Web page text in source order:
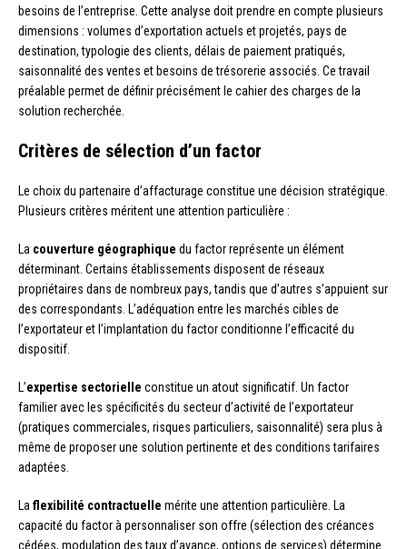
besoins de l’entreprise. Cette analyse doit prendre en compte plusieurs
dimensions : volumes d’exportation actuels et projetés, pays de
destination, typologie des clients, délais de paiement pratiqués,
saisonnalité des ventes et besoins de trésorerie associés. Ce travail
préalable permet de définir précisément le cahier des charges de la
solution recherchée.
Critères de sélection d’un factor
Le choix du partenaire d’affacturage constitue une décision stratégique.
Plusieurs critères méritent une attention particulière :
La couverture géographique du factor représente un élément
déterminant. Certains établissements disposent de réseaux
propriétaires dans de nombreux pays, tandis que d’autres s’appuient sur
des correspondants. L’adéquation entre les marchés cibles de
l’exportateur et l’implantation du factor conditionne l’efficacité du
dispositif.
L’expertise sectorielle constitue un atout significatif. Un factor
familier avec les spécificités du secteur d’activité de l’exportateur
(pratiques commerciales, risques particuliers, saisonnalité) sera plus à
même de proposer une solution pertinente et des conditions tarifaires
adaptées.
La flexibilité contractuelle mérite une attention particulière. La
capacité du factor à personnaliser son offre (sélection des créances
cédées, modulation des taux d’avance, options de services) détermine